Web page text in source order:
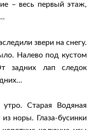
– весь первый этаж,
звери на снегу.
Налево под кустом
задних лап следок
утро. Старая Водяная
норы. Глаза-бусинки